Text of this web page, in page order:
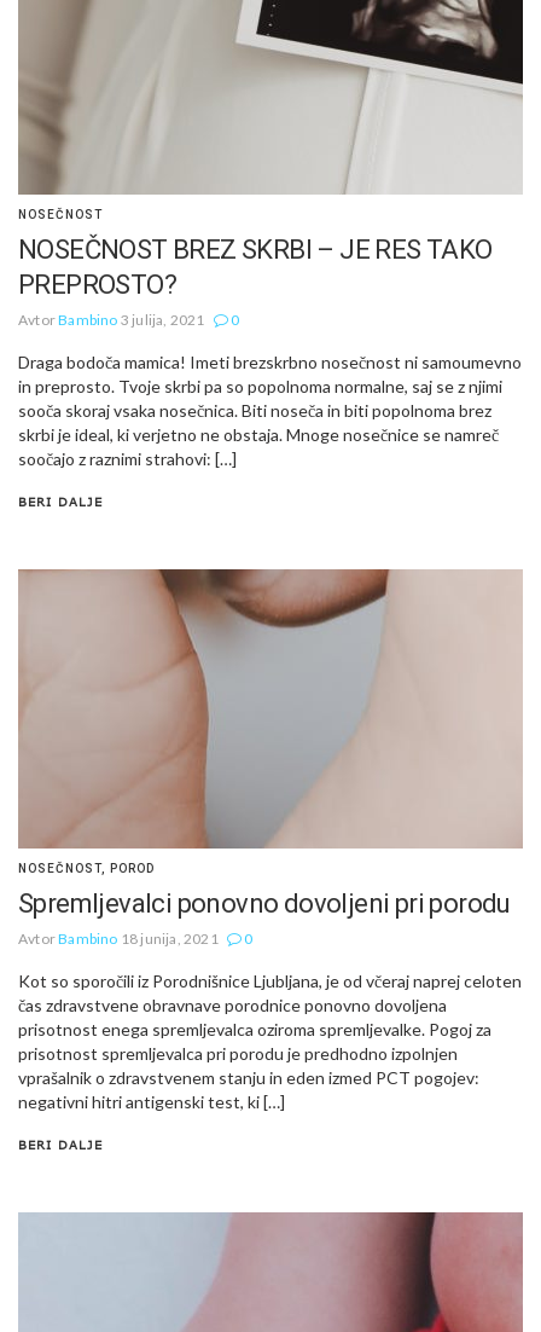
NOSEČNOST
NOSEČNOST BREZ SKRBI – JE RES TAKO
PREPROSTO?
AvtorBambino 3 julija, 2021 0
Draga bodoča mamica! Imeti brezskrbno nosečnost ni samoumevno
in preprosto. Tvoje skrbi pa so popolnoma normalne, saj se z njimi
sooča skoraj vsaka nosečnica. Biti noseča in biti popolnoma brez
skrbi je ideal, ki verjetno ne obstaja. Mnoge nosečnice se namreč
soočajo z raznimi strahovi: […]
BERI DALJE
NOSEČNOST, POROD
Spremljevalci ponovno dovoljeni pri porodu
AvtorBambino 18 junija, 2021 0
Kot so sporočili iz Porodnišnice Ljubljana, je od včeraj naprej celoten
čas zdravstvene obravnave porodnice ponovno dovoljena
prisotnost enega spremljevalca oziroma spremljevalke. Pogoj za
prisotnost spremljevalca pri porodu je predhodno izpolnjen
vprašalnik o zdravstvenem stanju in eden izmed PCT pogojev:
negativni hitri antigenski test, ki […]
BERI DALJE